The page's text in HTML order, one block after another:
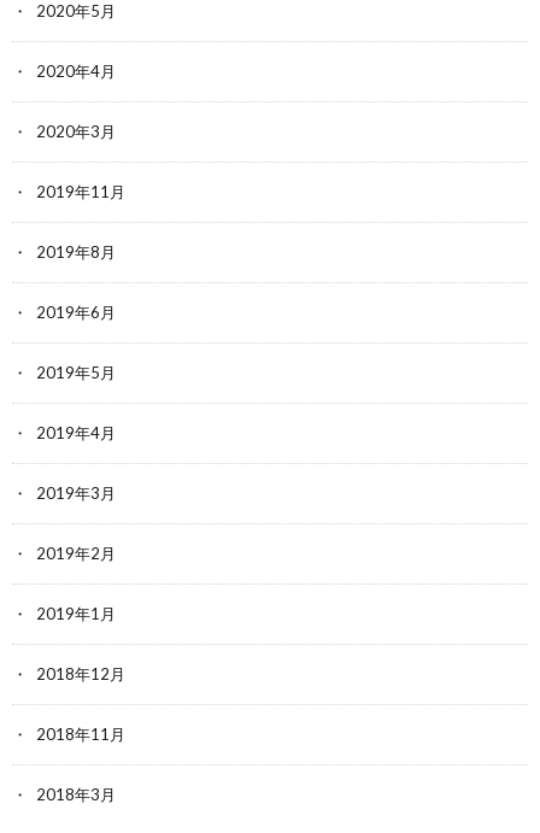
2020年5月
2020年4月
2020年3月
2019年11月
2019年8月
2019年6月
2019年5月
2019年4月
2019年3月
2019年2月
2019年1月
2018年12月
2018年11月
2018年3月